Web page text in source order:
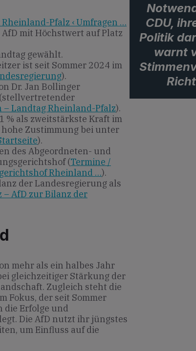
Rheinland-Pfalz ‹ Umfragen …
AfD mit Höchstwert auf Platz
gewählt.
ist seit Sommer 2024 im
).
Dr. Jan Bollinger
Landtag Rheinland-Pfalz).
% als zweitstärkste Kraft im
Zustimmung bei unter
).
des Abgeordneten- und
(Termine /
Rheinland …).
der Landesregierung als
AfD zur Bilanz der
mehr als ein halbes Jahr
gleichzeitiger Stärkung der
Zugleich steht die
Fokus, der seit Sommer
die Erfolge und
Die AfD nutzt ihr jüngstes
um Einfluss auf die
CDU,
Politik
warnt